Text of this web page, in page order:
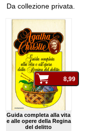
Da collezione privata.
Guida completa alla vita
e alle opere della Regina
del delitto